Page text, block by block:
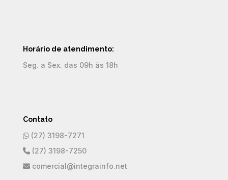
Horário de atendimento:
Seg. a Sex. das 09h às 18h
Contato
(27) 3198-7271
(27) 3198-7250
comercial@integrainfo.net